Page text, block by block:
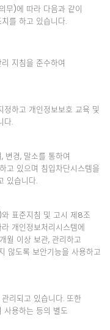
무)에 따라 다음과 같이
를 하고 있습니다.
지침을 준수하여
정하고 개인정보보호 교육 및
다.
변경, 말소를 통하여
고 있으며 침입차단시스템을
있습니다.
표준지침 및 고시 제8조
개인정보처리시스템에
월 이상 보관, 관리하고
않도록 보안기능을 사용하고
리되고 있습니다. 또한
사용하는 등의 별도